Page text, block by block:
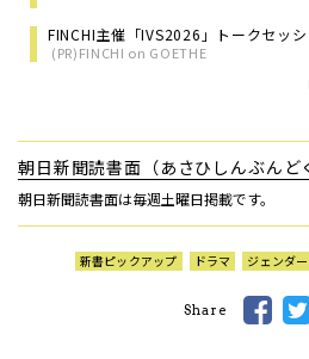
FINCHI主催「IVS2026」トークセッシ
(PR)FINCHI on GOETHE
朝日新聞読書面（あさひしんぶんど
朝日新聞読書面は毎週土曜日掲載です。
新書ピックアップ ドラマ ジェンダー
Share